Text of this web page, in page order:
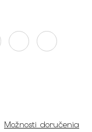
Možnosti doručenia